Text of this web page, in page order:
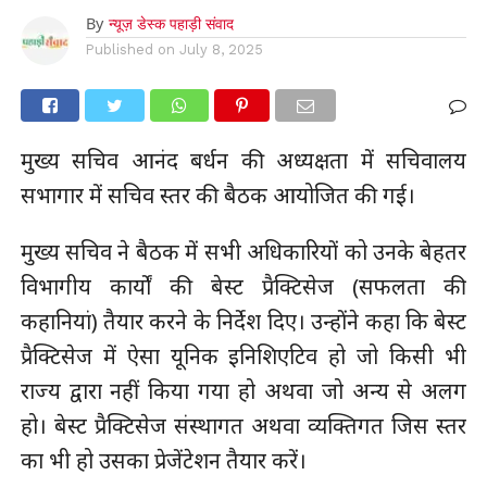
By न्यूज़ डेस्क पहाड़ी संवाद
Published on July 8, 2025
मुख्य सचिव आनंद बर्धन की अध्यक्षता में सचिवालय
सभागार में सचिव स्तर की बैठक आयोजित की गई।
मुख्य सचिव ने बैठक में सभी अधिकारियों को उनके बेहतर
विभागीय कार्यों की बेस्ट प्रैक्टिसेज (सफलता की
कहानियां) तैयार करने के निर्देश दिए। उन्होंने कहा कि बेस्ट
प्रैक्टिसेज में ऐसा यूनिक इनिशिएटिव हो जो किसी भी
राज्य द्वारा नहीं किया गया हो अथवा जो अन्य से अलग
हो। बेस्ट प्रैक्टिसेज संस्थागत अथवा व्यक्तिगत जिस स्तर
का भी हो उसका प्रेजेंटेशन तैयार करें।